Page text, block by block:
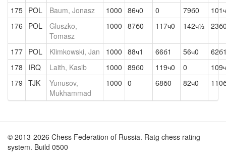
175 POL Baum, Jonasz 1000 86ч0 0 79б0
176
POL
Gluszko,
Tomasz
1000 87б0 117ч0 142ч½
177 POL Klimkowski, Jan 1000 88ч1 66б1 56ч0
178
IRQ Laith, Kasib 1000 89б0 119ч0 0
179 TJK
Yunusov,
Mukhammad
1000 0 68б0 82ч0
© 2013-2026 Chess Federation of Russia. Ratg chess rating
system. Build 0500